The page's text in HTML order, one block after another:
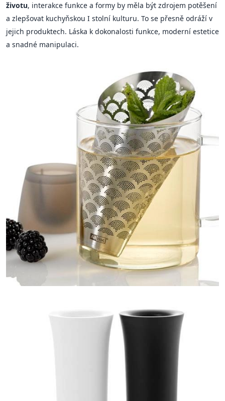
životu, interakce funkce a formy by měla být zdrojem potěšení
a zlepšovat kuchyňskou I stolní kulturu. To se přesně odráží v
jejich produktech. Láska k dokonalosti funkce, moderní estetice
a snadné manipulaci.